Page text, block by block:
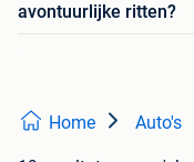
avontuurlijke ritten?
Home Auto's